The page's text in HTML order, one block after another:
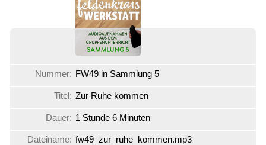
Nummer: FW49 in Sammlung 5
Titel: Zur Ruhe kommen
Dauer: 1 Stunde 6 Minuten
Dateiname: fw49_zur_ruhe_kommen.mp3